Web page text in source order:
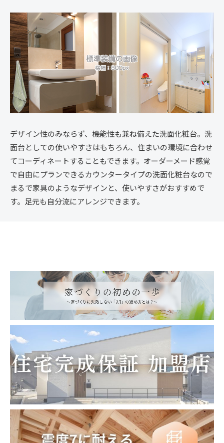
デザイン性のみならず、機能性も兼ね備えた洗面化粧台。洗
面台としての使いやすさはもちろん、住まいの環境に合わせ
てコーディネートすることもできます。オーダーメード感覚
で自由にプランできるカウンタータイプの洗面化粧台なので
まるで家具のようなデザインと、使いやすさがおすすめで
す。足元も自分流にアレンジできます。